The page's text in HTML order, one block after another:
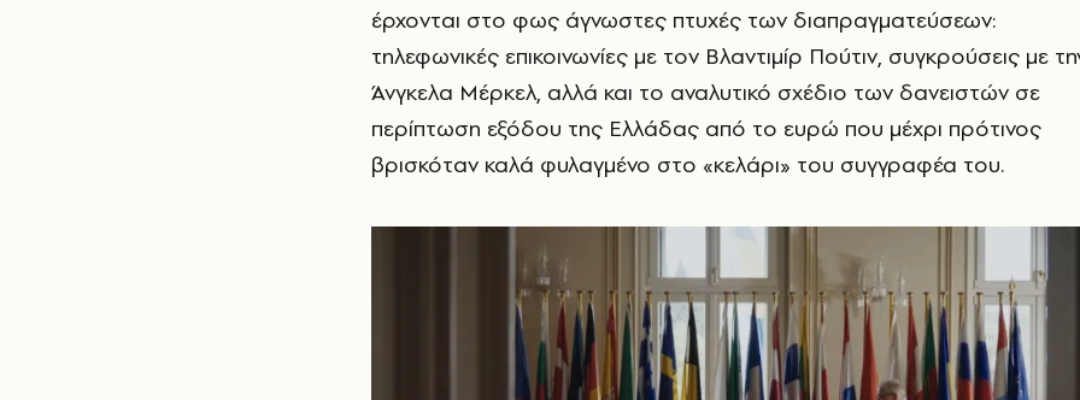
έρχονται στο φως άγνωστες πτυχές των διαπραγματεύσεων:
τηλεφωνικές επικοινωνίες με τον Βλαντιμίρ Πούτιν, συγκρούσεις με
Άνγκελα Μέρκελ, αλλά και το αναλυτικό σχέδιο των δανειστών σε
περίπτωση εξόδου της Ελλάδας από το ευρώ που μέχρι πρότινος
βρισκόταν καλά φυλαγμένο στο «κελάρι» του συγγραφέα του.